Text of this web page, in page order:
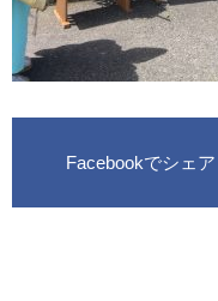
Facebookでシェア